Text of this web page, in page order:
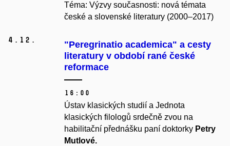
Téma: Výzvy současnosti: nová témata
české a slovenské literatury (2000–2017)
4. 12.
"Peregrinatio academica" a cesty
literatury v období rané české
reformace
16:00
Ústav klasických studií a Jednota
klasických filologů srdečně zvou na
habilitační přednášku paní doktorky Petry
Mutlové.